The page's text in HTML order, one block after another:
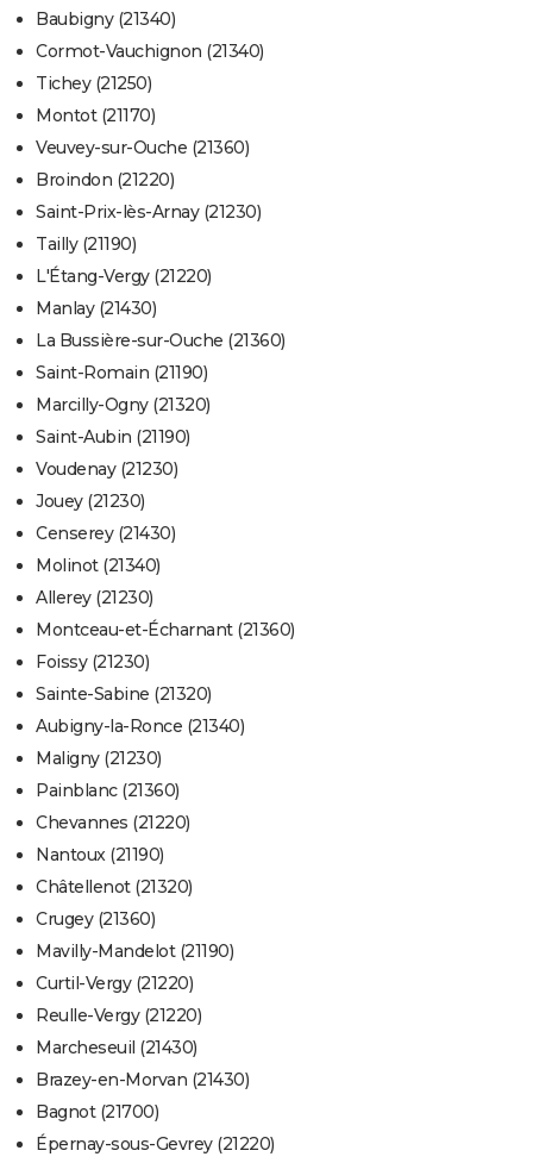
Baubigny (21340)
Cormot-Vauchignon (21340)
Tichey (21250)
Montot (21170)
Veuvey-sur-Ouche (21360)
Broindon (21220)
Saint-Prix-lès-Arnay (21230)
Tailly (21190)
L'Étang-Vergy (21220)
Manlay (21430)
La Bussière-sur-Ouche (21360)
Saint-Romain (21190)
Marcilly-Ogny (21320)
Saint-Aubin (21190)
Voudenay (21230)
Jouey (21230)
Censerey (21430)
Molinot (21340)
Allerey (21230)
Montceau-et-Écharnant (21360)
Foissy (21230)
Sainte-Sabine (21320)
Aubigny-la-Ronce (21340)
Maligny (21230)
Painblanc (21360)
Chevannes (21220)
Nantoux (21190)
Châtellenot (21320)
Crugey (21360)
Mavilly-Mandelot (21190)
Curtil-Vergy (21220)
Reulle-Vergy (21220)
Marcheseuil (21430)
Brazey-en-Morvan (21430)
Bagnot (21700)
Épernay-sous-Gevrey (21220)